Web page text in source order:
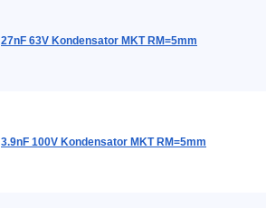
27nF 63V Kondensator MKT RM=5mm
3.9nF 100V Kondensator MKT RM=5mm